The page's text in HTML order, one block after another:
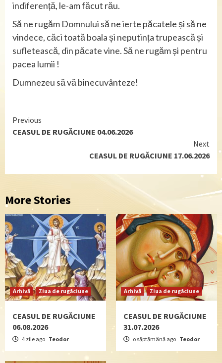
indiferență, le-am făcut rău.
Să ne rugăm Domnului să ne ierte păcatele și să ne
vindece, căci toată boala și neputința trupească și
sufletească, din păcate vine. Să ne rugăm și pentru
pacea lumii !
Dumnezeu să vă binecuvânteze!
Continue
Reading
Previous
CEASUL DE RUGĂCIUNE 04.06.2026
Next
CEASUL DE RUGĂCIUNE 17.06.2026
More Stories
Arhivă Ziua de rugăciune
CEASUL DE RUGĂCIUNE
06.08.2026
4 zile ago Teodor
Arhivă Ziua de rugăciune
CEASUL DE RUGĂCIUNE
31.07.2026
o săptămână ago Teodor